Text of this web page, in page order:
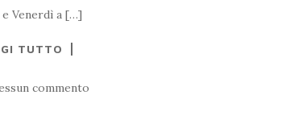
Venerdì a […]
TUTTO
commento